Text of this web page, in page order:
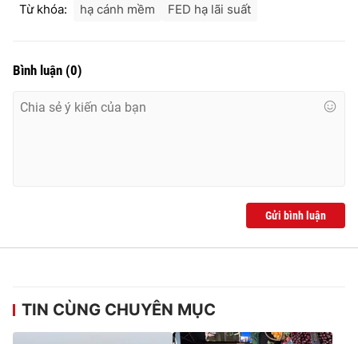
Từ khóa: hạ cánh mềm FED hạ lãi suất
Bình luận (0)
Gửi bình luận
TIN CÙNG CHUYÊN MỤC